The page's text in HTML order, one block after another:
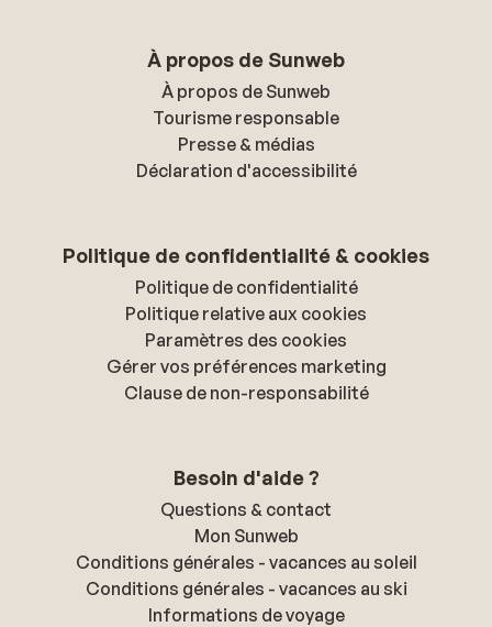
À propos de Sunweb
À propos de Sunweb
Tourisme responsable
Presse & médias
Déclaration d'accessibilité
Politique de confidentialité & cookies
Politique de confidentialité
Politique relative aux cookies
Paramètres des cookies
Gérer vos préférences marketing
Clause de non-responsabilité
Besoin d'aide ?
Questions & contact
Mon Sunweb
Conditions générales - vacances au soleil
Conditions générales - vacances au ski
Informations de voyage